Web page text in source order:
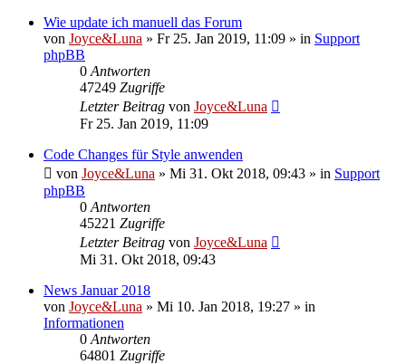
Wie update ich manuell das Forum
von Joyce&Luna » Fr 25. Jan 2019, 11:09 » in Support
phpBB
0 Antworten
47249 Zugriffe
Letzter Beitrag von Joyce&Luna
Fr 25. Jan 2019, 11:09
Code Changes für Style anwenden
von Joyce&Luna » Mi 31. Okt 2018, 09:43 » in Support
phpBB
0 Antworten
45221 Zugriffe
Letzter Beitrag von Joyce&Luna
Mi 31. Okt 2018, 09:43
News Januar 2018
von Joyce&Luna » Mi 10. Jan 2018, 19:27 » in
Informationen
0 Antworten
64801 Zugriffe